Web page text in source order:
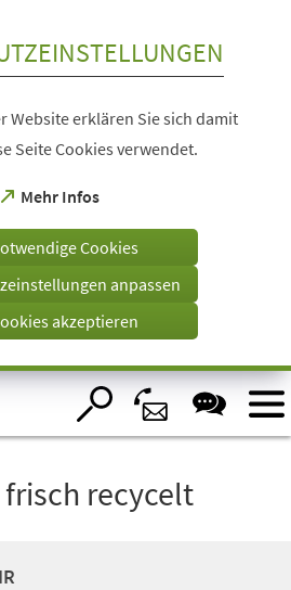
Website erklären Sie sich damit
Seite Cookies verwendet.
Mehr Infos
(Öffnet
einem
Cookies
anpassen
akzeptieren
frisch recycelt